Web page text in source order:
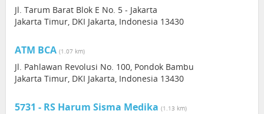
Jl. Tarum Barat Blok E No. 5 - Jakarta
Jakarta Timur, DKI Jakarta, Indonesia 13430
ATM BCA (1.07 km)
Jl. Pahlawan Revolusi No. 100, Pondok Bambu
Jakarta Timur, DKI Jakarta, Indonesia 13430
5731 - RS Harum Sisma Medika (1.13 km)